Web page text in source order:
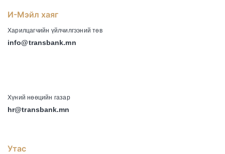
И-Мэйл хаяг
Харилцагчийн үйлчилгээний төв
info@transbank.mn
Хүний нөөцийн газар
hr@transbank.mn
Утас